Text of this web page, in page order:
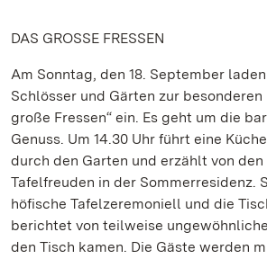
DAS GROSSE FRESSEN
Am Sonntag, den 18. September
Schlösser und Gärten zur besonderen
große Fressen“ ein. Es geht um die
Genuss. Um 14.30 Uhr führt eine
durch den Garten und erzählt von den
Tafelfreuden in der Sommerresidenz.
höfische Tafelzeremoniell und die
berichtet von teilweise
den Tisch kamen. Die Gäste werden